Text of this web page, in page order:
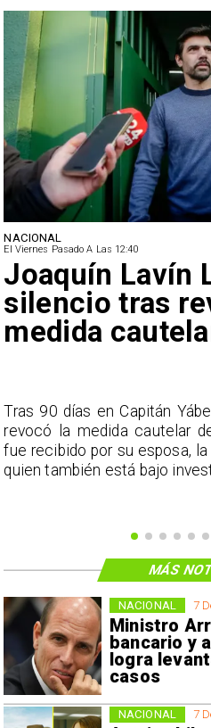
NACIONAL
El Viernes Pasado A Las 12:40
Joaquín Lavín
silencio tras
medida
Tras 90 días en Capitán
revocó la medida cautelar
fue recibido por su esposa,
quien también está bajo
7
Ministro
bancario y
logra
casos
NACIONAL
7
NACIONAL
MÁS